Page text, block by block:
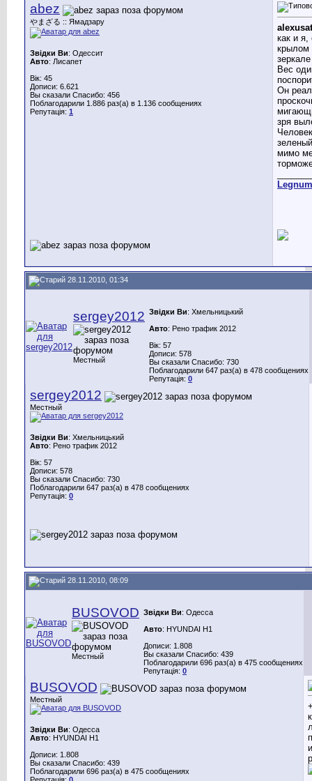
abez
やまざる :: Ямадзару
Звідки Ви: Одессит
Авто: Лисапет
Вік: 45
Дописи: 6.621
Вы сказали Спасибо: 456
Поблагодарили 1.886 раз(а) в 1.136 сообщениях
Репутація: 1
как и
крылом
Вес
Он
зря
мимо
Legnum
28.11.2010, 01:34
sergey2012
Местный
Звідки Ви: Хмельницький
Авто: Рено трафик 2012
Вік: 57
Дописи: 578
Вы сказали Спасибо: 730
Поблагодарили 647 раз(а) в 478 сообщениях
Репутація: 0
sergey2012
Местный
Звідки Ви: Хмельницький
Авто: Рено трафик 2012
Вік: 57
Дописи: 578
Вы сказали Спасибо: 730
Поблагодарили 647 раз(а) в 478 сообщениях
Репутація: 0
28.11.2010, 08:09
BUSOVOD
Местный
Звідки Ви: Одесса
Авто: HYUNDAI H1
Дописи: 1.808
Вы сказали Спасибо: 439
Поблагодарили 696 раз(а) в 475 сообщениях
Репутація: 0
BUSOVOD
Местный
Звідки Ви: Одесса
Авто: HYUNDAI H1
Дописи: 1.808
Вы сказали Спасибо: 439
Поблагодарили 696 раз(а) в 475 сообщениях
Репутація: 0